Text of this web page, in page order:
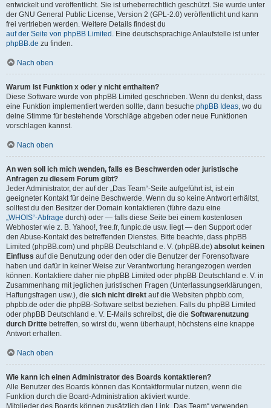
entwickelt und veröffentlicht. Sie ist urheberrechtlich geschützt. Sie wurde unter
der GNU General Public License, Version 2 (GPL-2.0) veröffentlicht und kann
frei vertrieben werden. Weitere Details findest du
auf der Seite von phpBB Limited . Eine deutschsprachige Anlaufstelle ist unter
phpBB.de zu finden.
Nach oben
Warum ist Funktion x oder y nicht enthalten?
Diese Software wurde von phpBB Limited geschrieben. Wenn du denkst, dass
eine Funktion implementiert werden sollte, dann besuche phpBB Ideas, wo du
deine Stimme für bestehende Vorschläge abgeben oder neue Funktionen
vorschlagen kannst.
Nach oben
An wen soll ich mich wenden, falls es Beschwerden oder juristische
Anfragen zu diesem Forum gibt?
Jeder Administrator, der auf der „Das Team“-Seite aufgeführt ist, ist ein
geeigneter Kontakt für deine Beschwerde. Wenn du so keine Antwort erhältst,
solltest du den Besitzer der Domain kontaktieren (führe dazu eine
„WHOIS“-Abfrage durch) oder — falls diese Seite bei einem kostenlosen
Webhoster wie z. B. Yahoo!, free.fr, funpic.de usw. liegt — den Support oder
den Abuse-Kontakt des betreffenden Dienstes. Bitte beachte, dass phpBB
Limited (phpBB.com) und phpBB Deutschland e. V. (phpBB.de) absolut keinen
Einfluss auf die Benutzung oder den oder die Benutzer der Forensoftware
haben und dafür in keiner Weise zur Verantwortung herangezogen werden
können. Kontaktiere daher nie phpBB Limited oder phpBB Deutschland e. V. in
Zusammenhang mit jeglichen juristischen Fragen (Unterlassungserklärungen,
Haftungsfragen usw.), die sich nicht direkt auf die Websiten phpbb.com,
phpbb.de oder die phpBB-Software selbst beziehen. Falls du phpBB Limited
oder phpBB Deutschland e. V. E-Mails schreibst, die die Softwarenutzung
durch Dritte betreffen, so wirst du, wenn überhaupt, höchstens eine knappe
Antwort erhalten.
Nach oben
Wie kann ich einen Administrator des Boards kontaktieren?
Alle Benutzer des Boards können das Kontaktformular nutzen, wenn die
Funktion durch die Board-Administration aktiviert wurde.
Mitglieder des Boards können zusätzlich den Link „Das Team“ verwenden.